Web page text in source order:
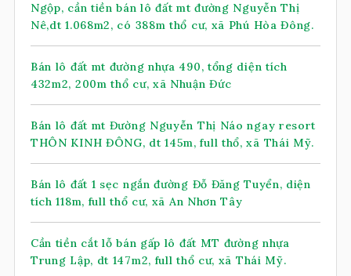
Ngộp, cần tiền bán lô đất mt đường Nguyễn Thị
Nê,dt 1.068m2, có 388m thổ cư, xã Phú Hòa Đông.
Bán lô đất mt đường nhựa 490, tổng diện tích
432m2, 200m thổ cư, xã Nhuận Đức
Bán lô đất mt Đường Nguyễn Thị Náo ngay resort
THÔN KINH ĐÔNG, dt 145m, full thổ, xã Thái Mỹ.
Bán lô đất 1 sẹc ngắn đường Đỗ Đăng Tuyển, diện
tích 118m, full thổ cư, xã An Nhơn Tây
Cần tiền cắt lỗ bán gấp lô đất MT đường nhựa
Trung Lập, dt 147m2, full thổ cư, xã Thái Mỹ.